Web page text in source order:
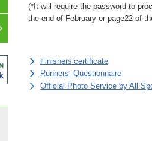
(*It will require the password to
the end of February or page22 of
Finishers’certificate
Runners’ Questionnaire
Official Photo Service by All